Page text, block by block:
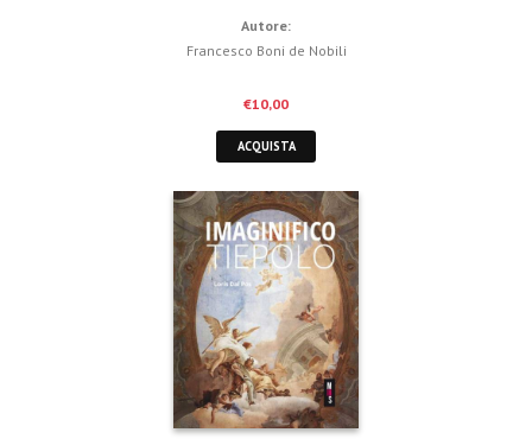
Autore:
Francesco Boni de Nobili
€10,00
ACQUISTA